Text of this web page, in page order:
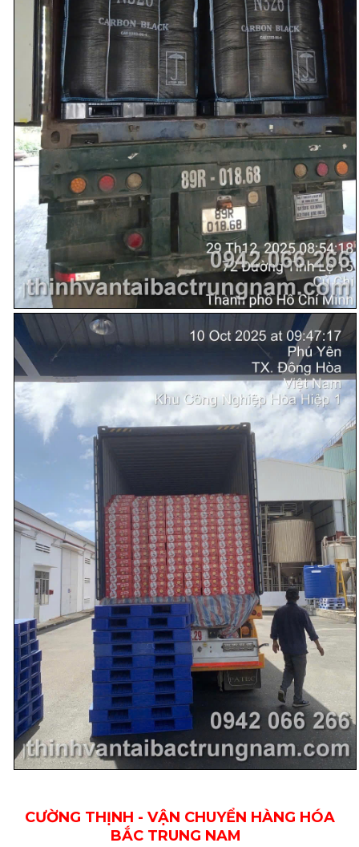
CƯỜNG THỊNH - VẬN CHUYỂN HÀNG HÓA
BẮC TRUNG NAM